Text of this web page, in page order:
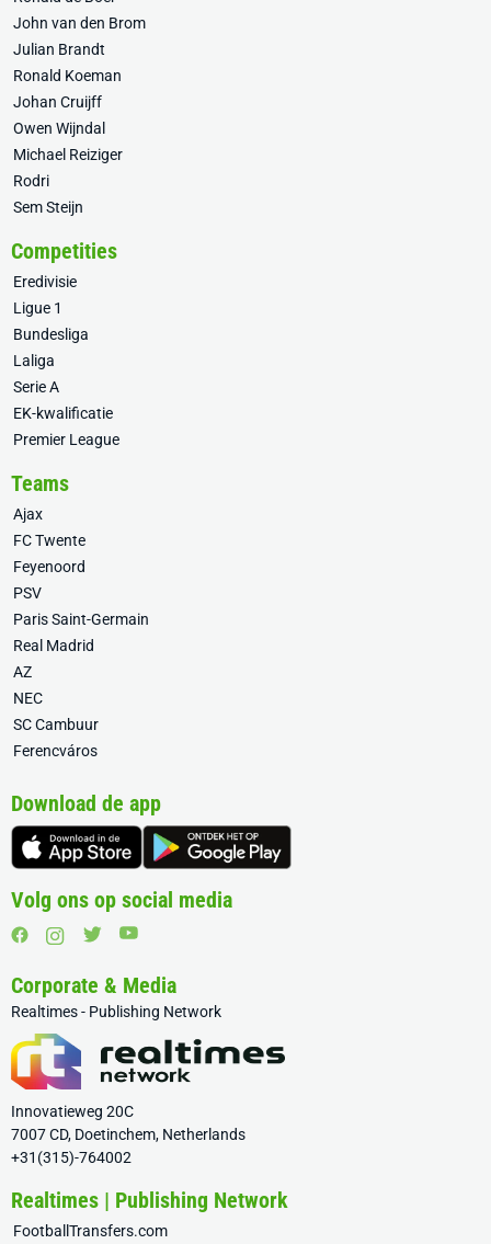
John van den Brom
Julian Brandt
Ronald Koeman
Johan Cruijff
Owen Wijndal
Michael Reiziger
Rodri
Sem Steijn
Competities
Eredivisie
Ligue 1
Bundesliga
Laliga
Serie A
EK-kwalificatie
Premier League
Teams
Ajax
FC Twente
Feyenoord
PSV
Paris Saint-Germain
Real Madrid
AZ
NEC
SC Cambuur
Ferencváros
Download de app
Volg ons op social media
Corporate & Media
Realtimes - Publishing Network
Innovatieweg 20C
7007 CD, Doetinchem, Netherlands
+31(315)-764002
Realtimes | Publishing Network
FootballTransfers.com